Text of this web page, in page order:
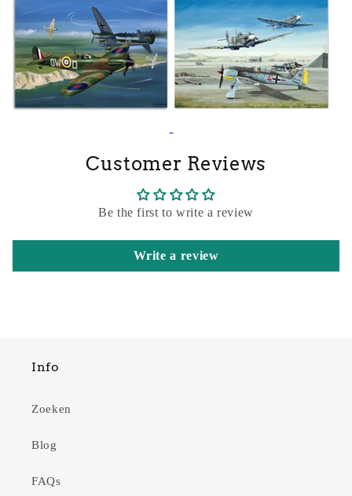
Customer Reviews
Be the first to write a review
Write a review
Info
Zoeken
Blog
FAQs